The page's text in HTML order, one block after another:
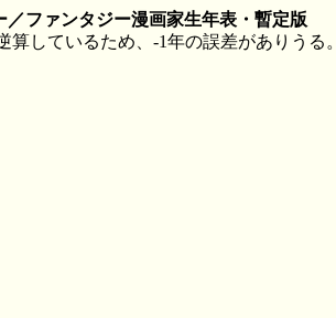
ファンタジー漫画家生年表・暫定版
しているため、-1年の誤差がありうる。